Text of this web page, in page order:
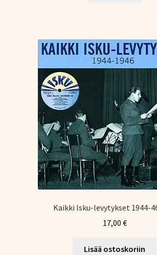
Kaikki Isku-levytykset 1944-
17,00 €
Lisää ostoskoriin